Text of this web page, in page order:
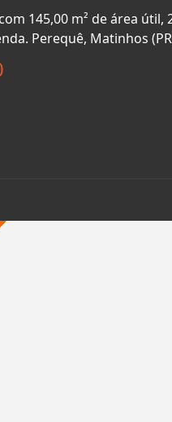
145,00 m² de área útil,
Perequê, Matinhos